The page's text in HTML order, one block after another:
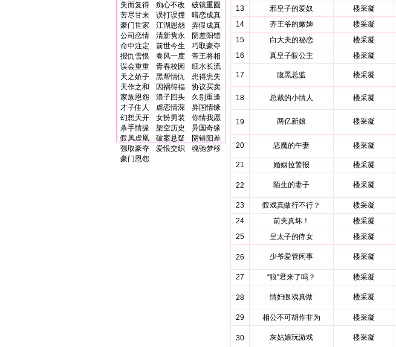
失而复得
痴心不改
破镜重圆
苦尽甘来
误打误撞
暗恋成真
豪门世家
江湖恩怨
弄假成真
公司恋情
清新隽永
阴差阳错
命中注定
前世今生
巧取豪夺
报仇雪恨
春风一度
帝王将相
误会重重
青春校园
细水长流
天之娇子
黑帮情仇
患得患失
天作之和
因祸得福
协议买卖
家族恩怨
浪子回头
久别重逢
才子佳人
虐恋情深
异国情缘
幻想天开
女扮男装
你情我愿
杀手情缘
架空历史
异国奇缘
假凤虚凰
破案悬疑
阴错阳差
强取豪夺
爱恨交织
魂驰梦移
豪门恩怨
13
邪皇子的爱奴 楼采凝
14
齐王爷的嫩婢 楼采凝
15
白大夫的秘恋 楼采凝
16
真皇子假公主 楼采凝
17 腹黑总监 楼采凝
18 总裁的小情人 楼采凝
19 两亿新娘 楼采凝
20 恶魔的午妻 楼采凝
21 婚姻拉警报 楼采凝
22 陌生的妻子 楼采凝
23 假戏真做行不行？ 楼采凝
24
前夫真坏！ 楼采凝
25
皇太子的侍女 楼采凝
26 少爷爱管闲事 楼采凝
27
“狼”君来了吗？ 楼采凝
28 情妇假戏真做 楼采凝
29
相公不可胡作非为 楼采凝
30 灰姑娘玩游戏 楼采凝